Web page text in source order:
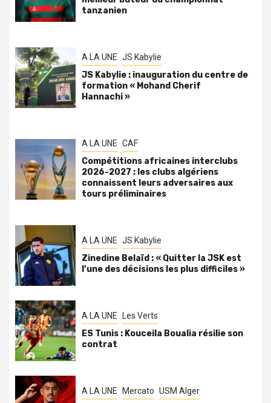
tanzanien
A LA UNE JS Kabylie
JS Kabylie : inauguration du centre de
formation « Mohand Cherif
Hannachi »
A LA UNE CAF
Compétitions africaines interclubs
2026-2027 : les clubs algériens
connaissent leurs adversaires aux
tours préliminaires
A LA UNE JS Kabylie
Zinedine Belaïd : « Quitter la JSK est
l’une des décisions les plus difficiles »
A LA UNE Les Verts
ES Tunis : Kouceila Boualia résilie son
contrat
A LA UNE Mercato USM Alger